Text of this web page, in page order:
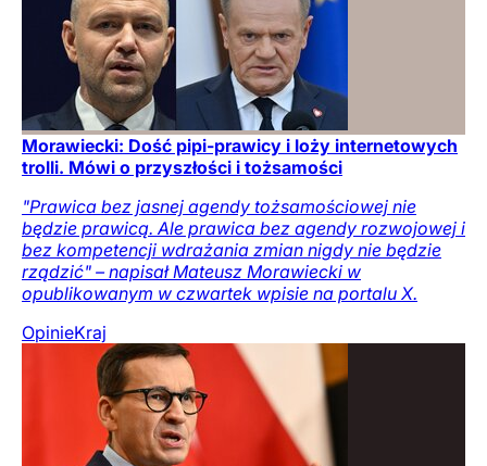
Morawiecki: Dość pipi-prawicy i loży internetowych
trolli. Mówi o przyszłości i tożsamości
"Prawica bez jasnej agendy tożsamościowej nie
będzie prawicą. Ale prawica bez agendy rozwojowej i
bez kompetencji wdrażania zmian nigdy nie będzie
rządzić" – napisał Mateusz Morawiecki w
opublikowanym w czwartek wpisie na portalu X.
OpinieKraj